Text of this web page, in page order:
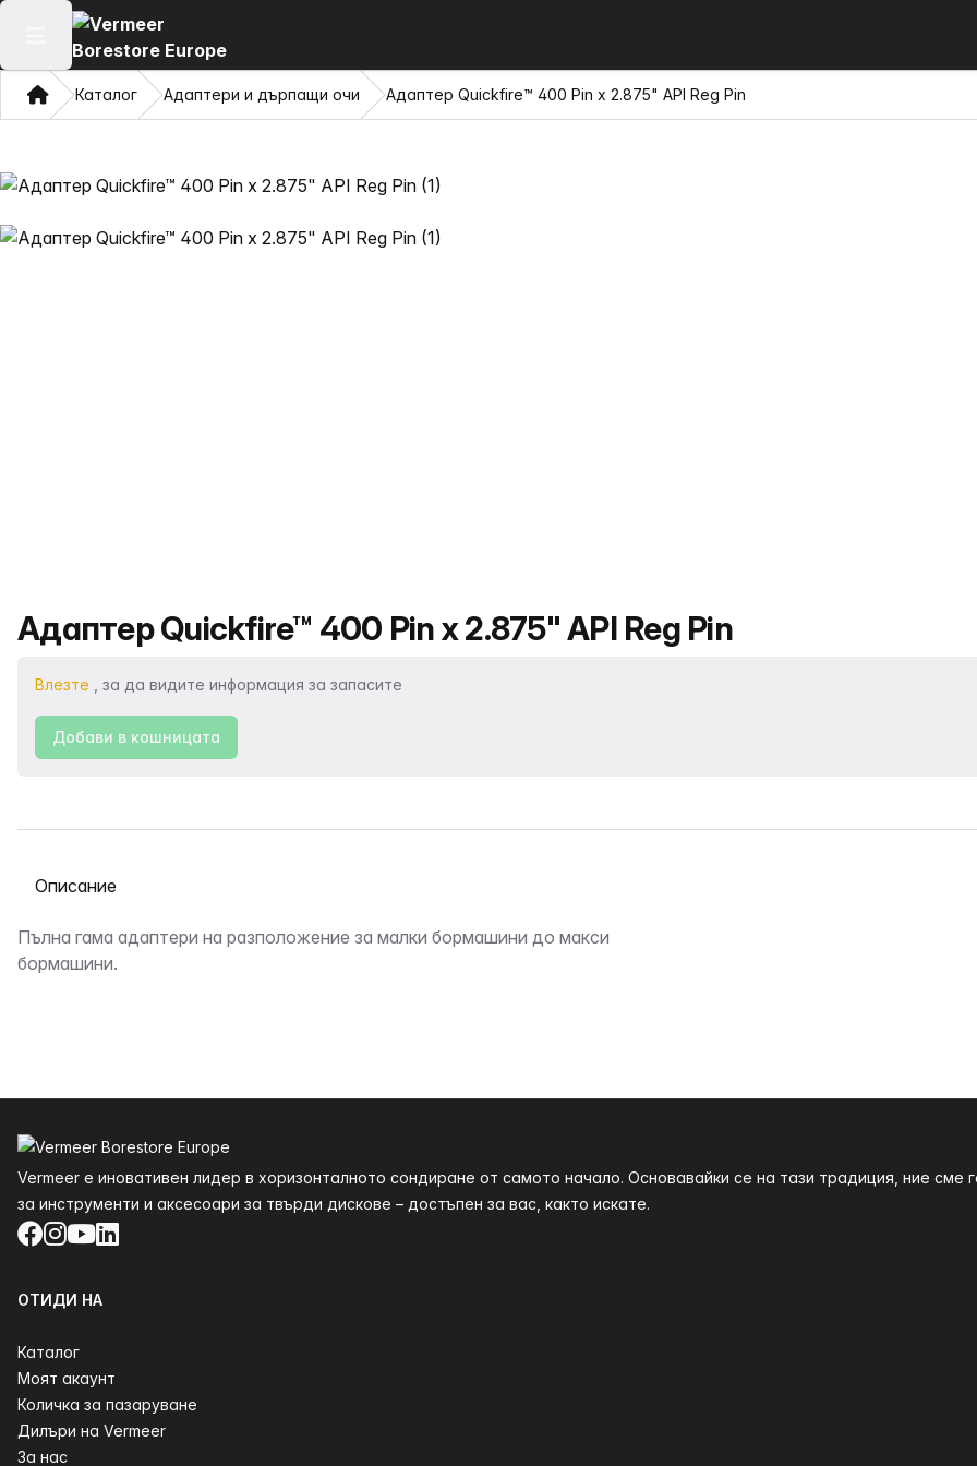
Отваряне на главното меню
ДомКаталог Адаптери и дърпащи очи Адаптер Quickfire™ 400 Pin x 2.875" API Reg Pin
Име на продукта
Адаптер Quickfire™ 400 Pin x 2.875" API Reg Pin
Влезте , за да видите информация за запасите
Добави в кошницата
Избор на раздел
Описание
Пълна гама адаптери на разположение за малки бормашини до макси
бормашини.
Vermeer е иновативен лидер в хоризонталното сондиране от самото начало. Основавайки се на тази традиция, ние сме
за инструменти и аксесоари за твърди дискове – достъпен за вас, както искате.
Facebook
Instagram
YouTube
LinkedIn
ОТИДИ НА
Каталог
Моят акаунт
Количка за пазаруване
Дилъри на Vermeer
За нас